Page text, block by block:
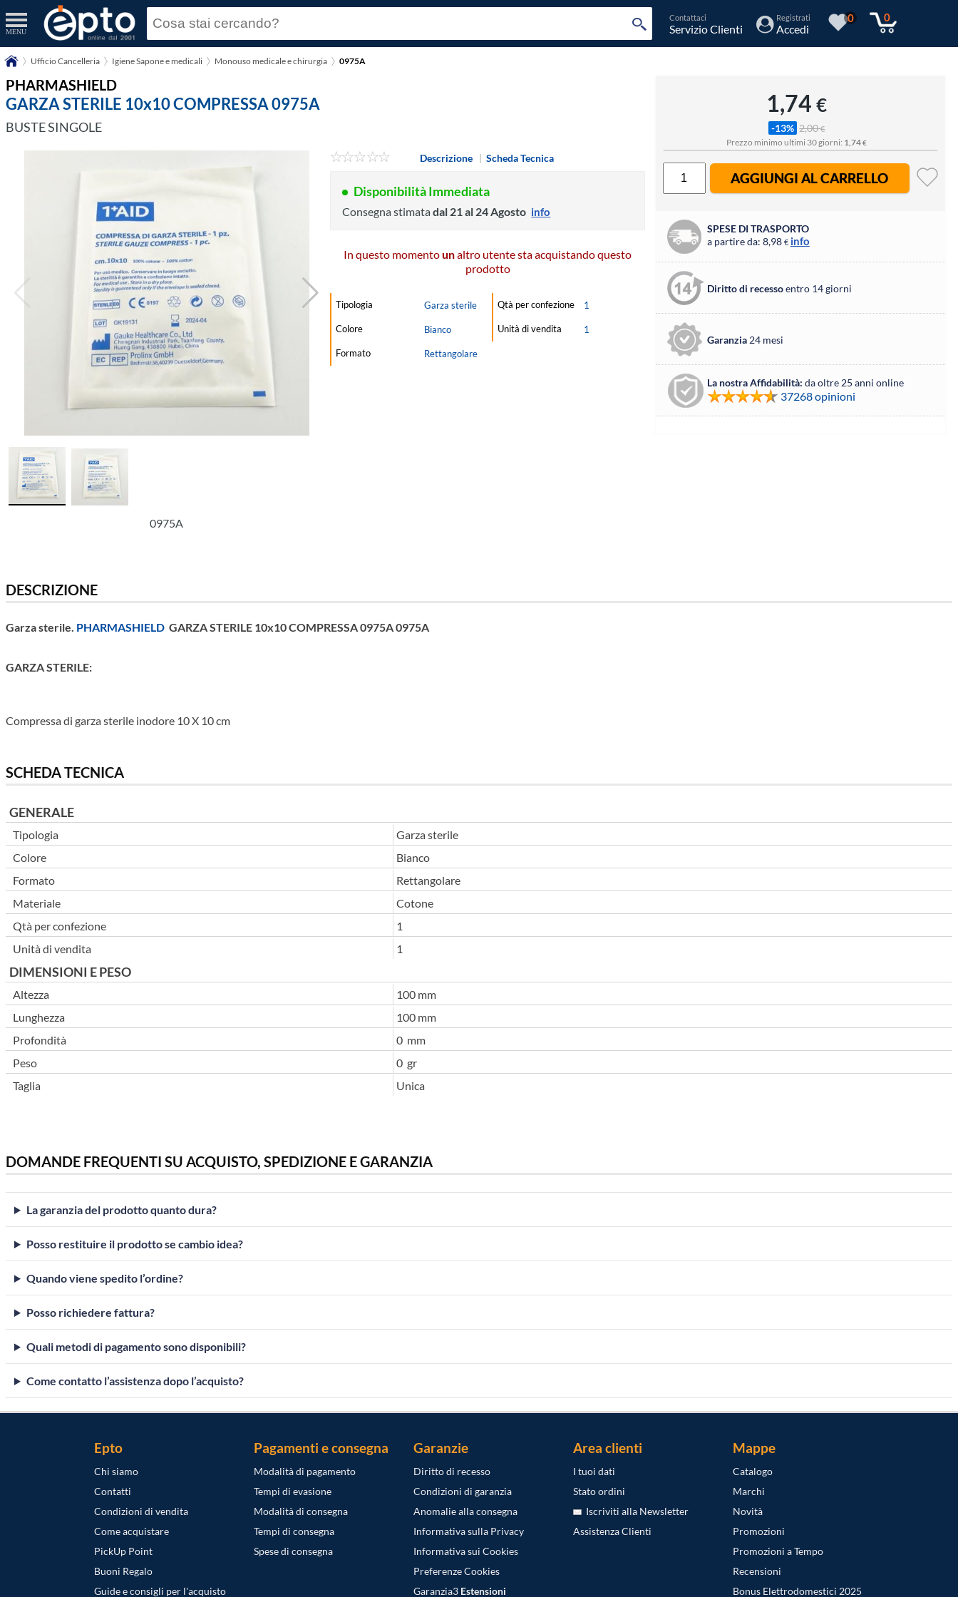
MENU
Contattaci
Servizio Clienti
Registrati
Accedi
0 0
Ufficio Cancelleria Igiene Sapone e medicali Monouso medicale e chirurgia 0975A
PHARMASHIELD
GARZA STERILE 10x10 COMPRESSA 0975A
BUSTE SINGOLE
0975A
Descrizione | Scheda Tecnica
Disponibilità Immediata
Consegna stimatadal 21 al 24 Agosto info
In questo momentounaltro utente sta acquistando questo
prodotto
Tipologia Garza sterile
Colore Bianco
Formato Rettangolare
Qtà per confezione 1
Unità di vendita 1
1,74€
-13% 2,00€
Prezzo minimo ultimi 30 giorni: 1,74€
AGGIUNGI AL CARRELLO
SPESE DI TRASPORTO
a partire da: 8,98 € info
Diritto di recessoentro 14 giorni
Garanzia24 mesi
La nostra Affidabilità: da oltre 25 anni online
37268 opinioni
DESCRIZIONE
Garza sterile. PHARMASHIELD GARZA STERILE 10x10 COMPRESSA 0975A 0975A
GARZA STERILE:
Compressa di garza sterile inodore 10 X 10 cm
SCHEDA TECNICA
GENERALE
Tipologia
Garza sterile
Colore
Bianco
Formato
Rettangolare
Materiale
Cotone
Qtà per confezione
1
Unità di vendita
1
DIMENSIONI E PESO
Altezza
100 mm
Lunghezza
100 mm
Profondità
0 mm
Peso
0 gr
Taglia
Unica
DOMANDE FREQUENTI SU ACQUISTO, SPEDIZIONE E GARANZIA
La garanzia del prodotto quanto dura?
Posso restituire il prodotto se cambio idea?
Quando viene spedito l’ordine?
Posso richiedere fattura?
Quali metodi di pagamento sono disponibili?
Come contatto l’assistenza dopo l’acquisto?
Epto
Chi siamo
Contatti
Condizioni di vendita
Come acquistare
PickUp Point
Buoni Regalo
Guide e consigli per l'acquisto
Pagamenti e consegna
Modalità di pagamento
Tempi di evasione
Modalità di consegna
Tempi di consegna
Spese di consegna
Garanzie
Diritto di recesso
Condizioni di garanzia
Anomalie alla consegna
Informativa sulla Privacy
Informativa sui Cookies
Preferenze Cookies
Garanzia3 Estensioni
Area clienti
I tuoi dati
Stato ordini
Iscriviti alla Newsletter
Assistenza Clienti
Mappe
Catalogo
Marchi
Novità
Promozioni
Promozioni a Tempo
Recensioni
Bonus Elettrodomestici 2025